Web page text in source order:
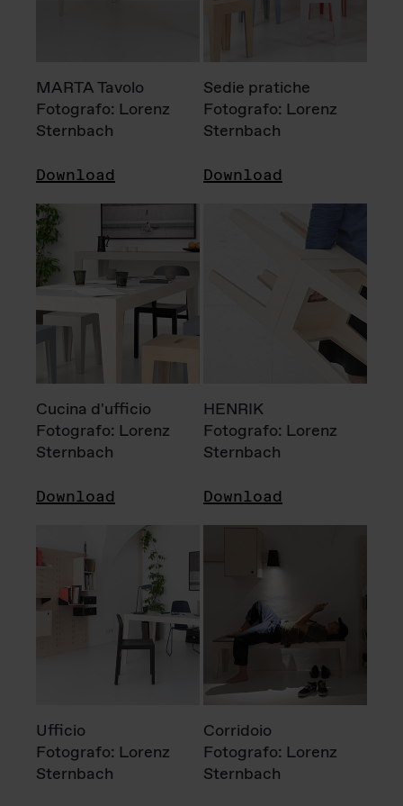
MARTA Tavolo
Fotografo: Lorenz
Sternbach
Download
Sedie pratiche
Fotografo: Lorenz
Sternbach
Download
Cucina d'ufficio
Fotografo: Lorenz
Sternbach
Download
HENRIK
Fotografo: Lorenz
Sternbach
Download
Ufficio
Fotografo: Lorenz
Sternbach
Corridoio
Fotografo: Lorenz
Sternbach